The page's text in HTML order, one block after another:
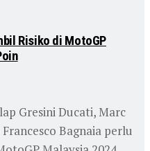
Risiko di MotoGP
Gresini Ducati, Marc
Bagnaia perlu